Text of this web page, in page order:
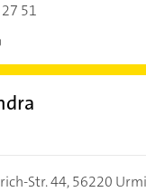
51
Str. 44,56220